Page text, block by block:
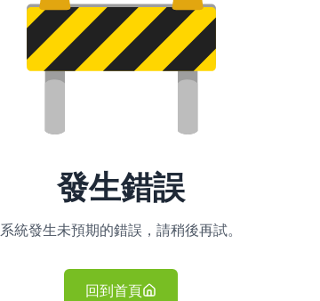
發生錯誤
系統發生未預期的錯誤，請稍後再試。
回到首頁